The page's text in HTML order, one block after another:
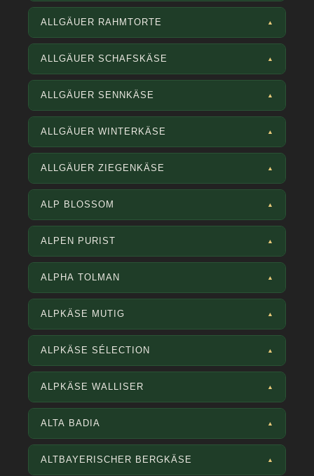
ALLGÄUER RAHMTORTE ▲
ALLGÄUER SCHAFSKÄSE ▲
ALLGÄUER SENNKÄSE ▲
ALLGÄUER WINTERKÄSE ▲
ALLGÄUER ZIEGENKÄSE ▲
ALP BLOSSOM ▲
ALPEN PURIST ▲
ALPHA TOLMAN ▲
ALPKÄSE MUTIG ▲
ALPKÄSE SÉLECTION ▲
ALPKÄSE WALLISER ▲
ALTA BADIA ▲
ALTBAYERISCHER BERGKÄSE ▲